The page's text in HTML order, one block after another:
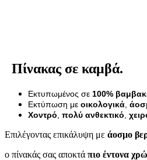
Πίνακας σε καμβά.
Εκτυπωμένος σε 100%
Εκτύπωση με οικολογικά
Χοντρό πολύ ανθεκτικό
Επιλέγοντας επικάλυψη με άοσμο
ο πίνακάς σας αποκτά πιο έντονα